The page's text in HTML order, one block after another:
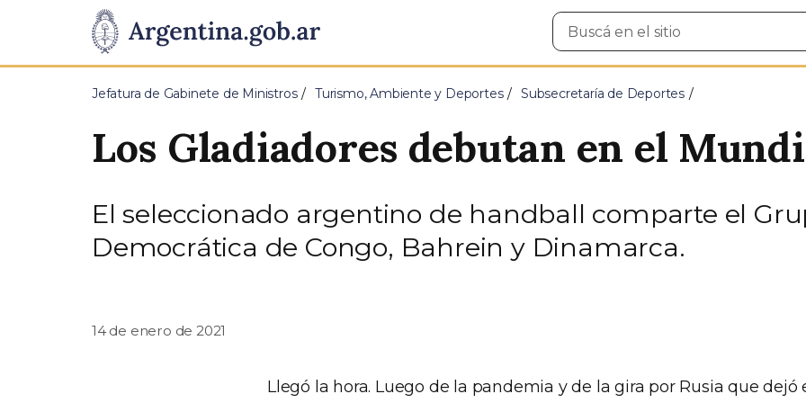
Presidencia
de
Pasar al contenido principal
Buscar
en
Jefatura de Gabinete de Ministros Turismo, Ambiente y Deportes Subsecretaría de Deportes
Los Gladiadores debutan en el
El seleccionado argentino de handball comparte el
Democrática de Congo, Bahrein y Dinamarca.
14 de enero de 2021
Llegó la hora. Luego de la pandemia y de la gira por Rusia que dejó